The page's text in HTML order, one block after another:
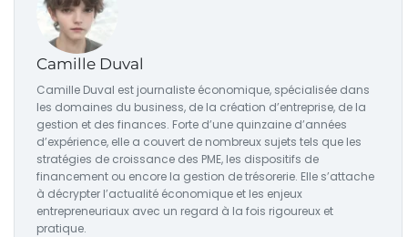
Camille Duval
Camille Duval est journaliste économique, spécialisée dans
les domaines du business, de la création d’entreprise, de la
gestion et des finances. Forte d’une quinzaine d’années
d’expérience, elle a couvert de nombreux sujets tels que les
stratégies de croissance des PME, les dispositifs de
financement ou encore la gestion de trésorerie. Elle s’attache
à décrypter l’actualité économique et les enjeux
entrepreneuriaux avec un regard à la fois rigoureux et
pratique.